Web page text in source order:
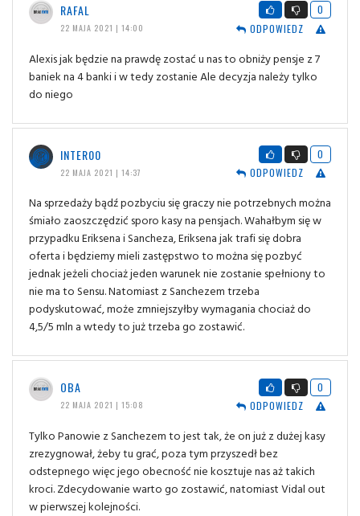
RAFAL
22 MAJA 2021 | 14:00
0
ODPOWIEDZ
Alexis jak będzie na prawdę zostać u nas to obniży pensje z 7
baniek na 4 banki i w tedy zostanie Ale decyzja należy tylko
do niego
INTER00
22 MAJA 2021 | 14:37
0
ODPOWIEDZ
Na sprzedaży bądź pozbyciu się graczy nie potrzebnych można
śmiało zaoszczędzić sporo kasy na pensjach. Wahałbym się w
przypadku Eriksena i Sancheza, Eriksena jak trafi się dobra
oferta i będziemy mieli zastępstwo to można się pozbyć
jednak jeżeli chociaż jeden warunek nie zostanie spełniony to
nie ma to Sensu. Natomiast z Sanchezem trzeba
podyskutować, może zmniejszyłby wymagania chociaż do
4,5/5 mln a wtedy to już trzeba go zostawić.
OBA
22 MAJA 2021 | 15:08
0
ODPOWIEDZ
Tylko Panowie z Sanchezem to jest tak, że on już z dużej kasy
zrezygnował, żeby tu grać, poza tym przyszedł bez
odstepnego więc jego obecność nie kosztuje nas aż takich
kroci. Zdecydowanie warto go zostawić, natomiast Vidal out
w pierwszej kolejności.